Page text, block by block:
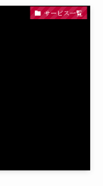
サービス一覧